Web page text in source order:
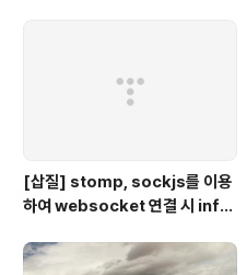
[삽질] stomp, sockjs를 이용
하여 websocket 연결 시 info